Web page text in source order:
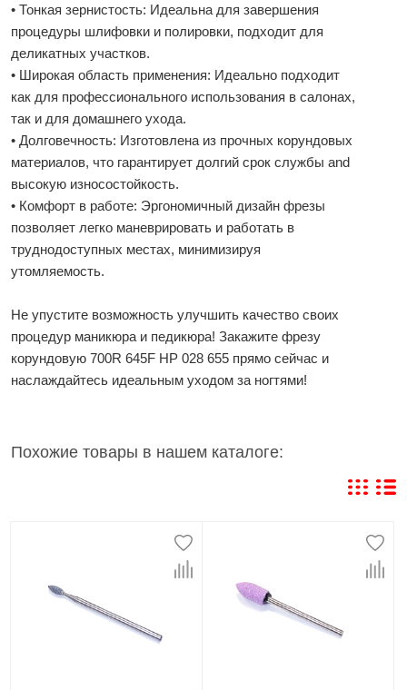
• Тонкая зернистость: Идеальна для завершения
процедуры шлифовки и полировки, подходит для
деликатных участков.
• Широкая область применения: Идеально подходит
как для профессионального использования в салонах,
так и для домашнего ухода.
• Долговечность: Изготовлена из прочных корундовых
материалов, что гарантирует долгий срок службы and
высокую износостойкость.
• Комфорт в работе: Эргономичный дизайн фрезы
позволяет легко маневрировать и работать в
труднодоступных местах, минимизируя
утомляемость.
Не упустите возможность улучшить качество своих
процедур маникюра и педикюра! Закажите фрезу
корундовую 700R 645F HP 028 655 прямо сейчас и
наслаждайтесь идеальным уходом за ногтями!
Похожие товары в нашем каталоге: